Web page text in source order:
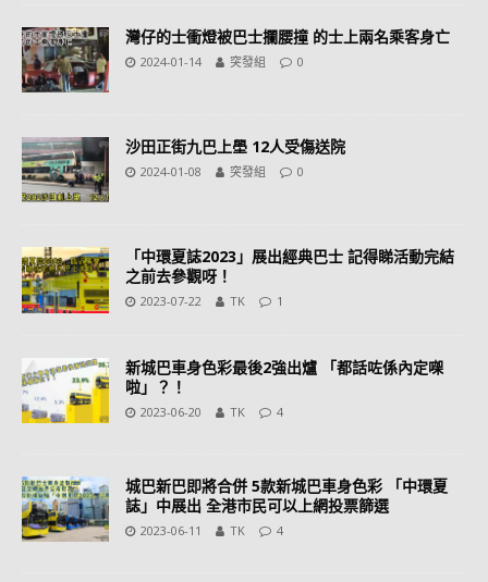
灣仔的士衝燈被巴士攔腰撞 的士上兩名乘客身亡
2024-01-14 突發組 0
沙田正街九巴上壆 12人受傷送院
2024-01-08 突發組 0
「中環夏誌2023」展出經典巴士 記得睇活動完結
之前去參觀呀！
2023-07-22 TK 1
新城巴車身色彩最後2強出爐 「都話咗係內定㗎
啦」？！
2023-06-20 TK 4
城巴新巴即將合併 5款新城巴車身色彩 「中環夏
誌」中展出 全港市民可以上網投票篩選
2023-06-11 TK 4